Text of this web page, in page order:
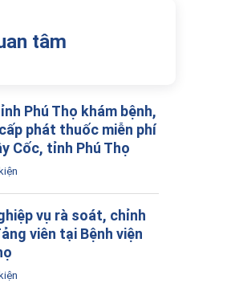
tâm
Phú Thọ khám bệnh,
phát thuốc miễn phí
Cốc, tỉnh Phú Thọ
vụ rà soát, chỉnh
viên tại Bệnh viện